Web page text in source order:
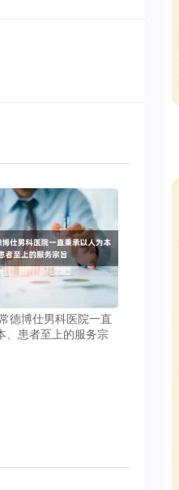
德博仕男科医院一直
、患者至上的服务宗